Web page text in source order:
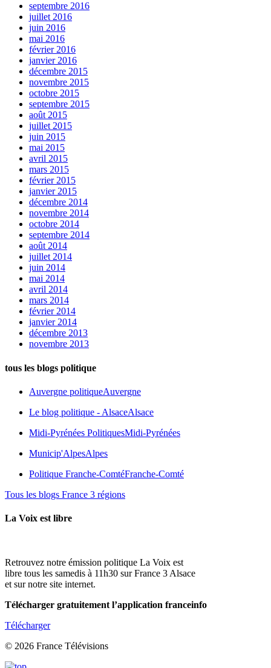
septembre 2016
juillet 2016
juin 2016
mai 2016
février 2016
janvier 2016
décembre 2015
novembre 2015
octobre 2015
septembre 2015
août 2015
juillet 2015
juin 2015
mai 2015
avril 2015
mars 2015
février 2015
janvier 2015
décembre 2014
novembre 2014
octobre 2014
septembre 2014
août 2014
juillet 2014
juin 2014
mai 2014
avril 2014
mars 2014
février 2014
janvier 2014
décembre 2013
novembre 2013
tous les blogs politique
Auvergne politiqueAuvergne
Le blog politique - AlsaceAlsace
Midi-Pyrénées PolitiquesMidi-Pyrénées
Municip'AlpesAlpes
Politique Franche-ComtéFranche-Comté
Tous les blogs France 3 régions
La Voix est libre
Retrouvez notre émission politique La Voix est
libre tous les samedis à 11h30 sur France 3 Alsace
et sur notre site internet.
Télécharger gratuitement l’application franceinfo
Télécharger
© 2026 France Télévisions